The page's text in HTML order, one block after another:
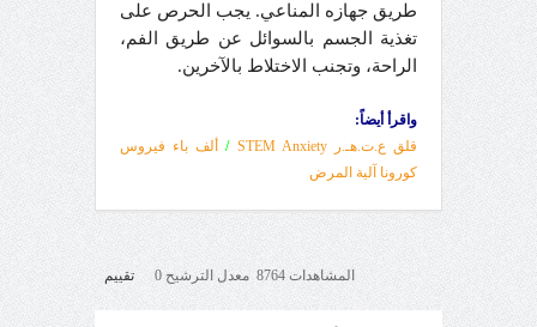
طريق جهازه المناعي. يجب الحرص على
تغذية الجسم بالسوائل عن طريق الفم،
الراحة، وتجنب الاختلاط بالآخرين.
واقرأ أيضاً:
قلق ع.ت.هـ.ر STEM Anxiety
/
ألف باء فيروس
كورونا آلية المرض
المشاهدات 8764 معدل الترشيح 0 تقييم